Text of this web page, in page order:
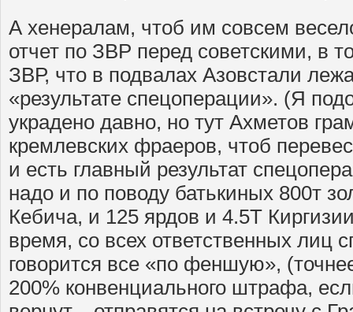
А хенералам, чтоб им совсем
отчет по ЗВР перед советскими, в
ЗВР, что в подвалах Азовстали
«результате спецоперации». (Я
украдено давно, но тут Ахметов
кремлевских фраеров, чтоб
и есть главный результат
надо и по поводу батькиных 800т
Кебича, и 125 ярдов и 4.5Т
время, со всех ответственных лиц
говорится все «по феншую»,
200% конвенциального штрафа,